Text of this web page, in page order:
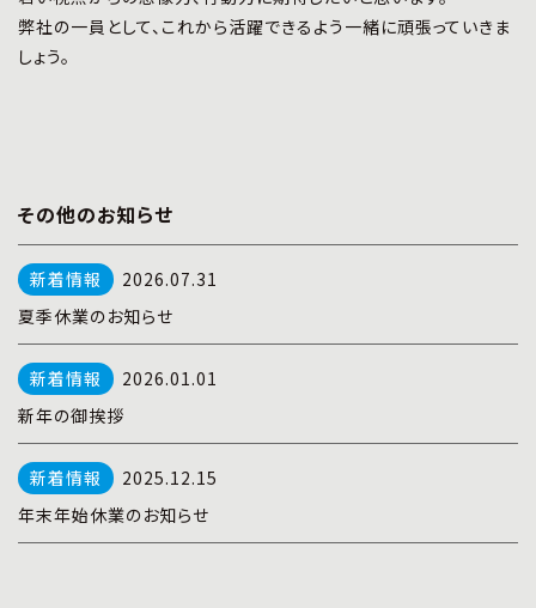
弊社の一員として、これから活躍できるよう一緒に頑張っていきま
しょう。
その他のお知らせ
2026.07.31
夏季休業のお知らせ
2026.01.01
新年の御挨拶
2025.12.15
年末年始休業のお知らせ